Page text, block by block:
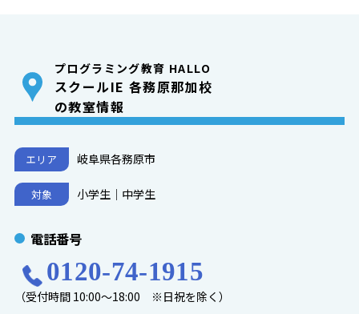
プログラミング教育 HALLO
スクールIE 各務原那加校
の教室情報
エリア 岐阜県各務原市
対象 小学生｜中学生
電話番号
0120-74-1915
（受付時間 10:00～18:00 ※日祝を除く）